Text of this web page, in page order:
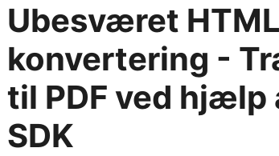
Ubesværet
konvertering -
til PDF ved hjælp
SDK